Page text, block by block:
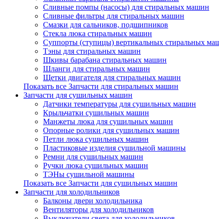
Сливные помпы (насосы) для стиральных машин
Сливные фильтры для стиральных машин
Смазки для сальников, подшипников
Стекла люка стиральных машин
Суппорты (ступицы) вертикальных стиральных
Тэны для стиральных машин
Шкивы барабана стиральных машин
Шланги для стиральных машин
Щетки двигателя для стиральных машин
Показать все Запчасти для стиральных машин
Запчасти для сушильных машин
Датчики температуры для сушильных машин
Крыльчатки сушильных машин
Манжеты люка для сушильных машин
Опорные ролики для сушильных машин
Петли люка сушильных машин
Пластиковые изделия сушильной машины
Ремни для сушильных машин
Ручки люка сушильных машин
ТЭНы сушильной машины
Показать все Запчасти для сушильных машин
Запчасти для холодильников
Балконы двери холодильника
Вентиляторы для холодильников